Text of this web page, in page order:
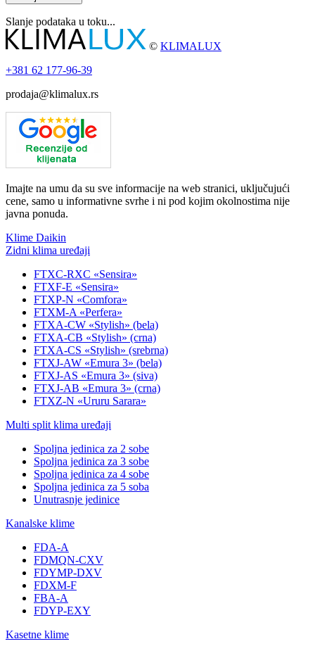
Slanje podataka u toku...
© KLIMALUX
+381 62 177-96-39
prodaja@klimalux.rs
Imajte na umu da su sve informacije na web stranici, uključujući
cene, samo u informativne svrhe i ni pod kojim okolnostima nije
javna ponuda.
Klime Daikin
Zidni klima uređaji
FTXC-RXC «Sensira»
FTXF-E «Sensira»
FTXP-N «Comfora»
FTXM-A «Perfera»
FTXA-CW «Stylish» (bela)
FTXA-CB «Stylish» (crna)
FTXA-CS «Stylish» (srebrna)
FTXJ-AW «Emura 3» (bela)
FTXJ-AS «Emura 3» (siva)
FTXJ-AB «Emura 3» (crna)
FTXZ-N «Ururu Sarara»
Multi split klima uređaji
Spoljna jedinica za 2 sobe
Spoljna jedinica za 3 sobe
Spoljna jedinica za 4 sobe
Spoljna jedinica za 5 soba
Unutrasnje jedinice
Kanalske klime
FDA-A
FDMQN-CXV
FDYMP-DXV
FDXM-F
FBA-A
FDYP-EXY
Kasetne klime